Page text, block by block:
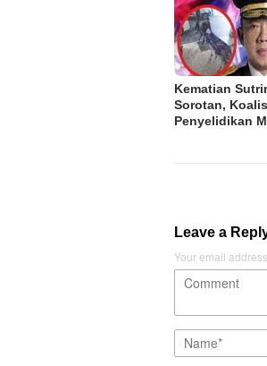
Kematian
Sorotan,
Penyelidikan
Leave a
Your email